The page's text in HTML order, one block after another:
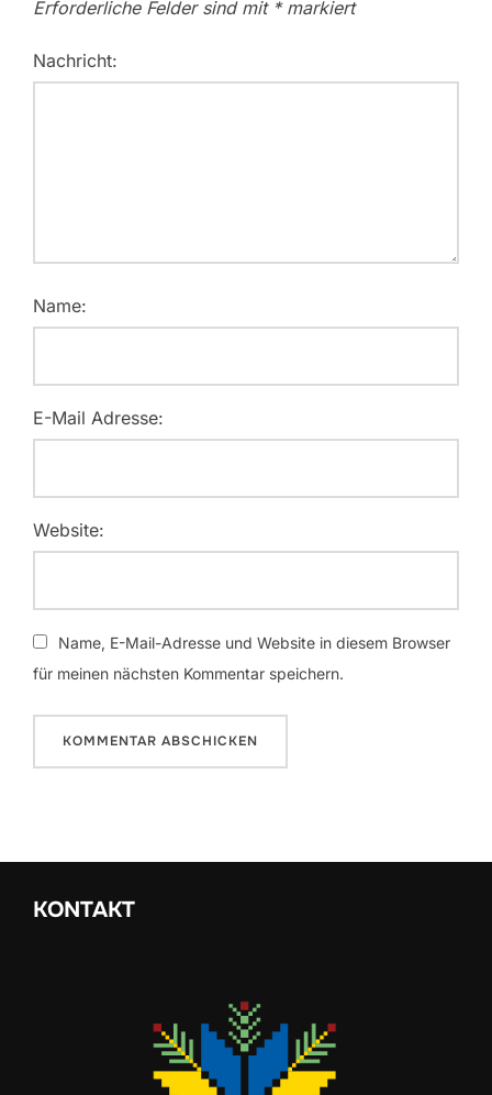
Erforderliche Felder sind mit *markiert
Nachricht:
Name:
E-Mail Adresse:
Website:
Name, E-Mail-Adresse und Website in diesem Browser
für meinen nächsten Kommentar speichern.
KONTAKT